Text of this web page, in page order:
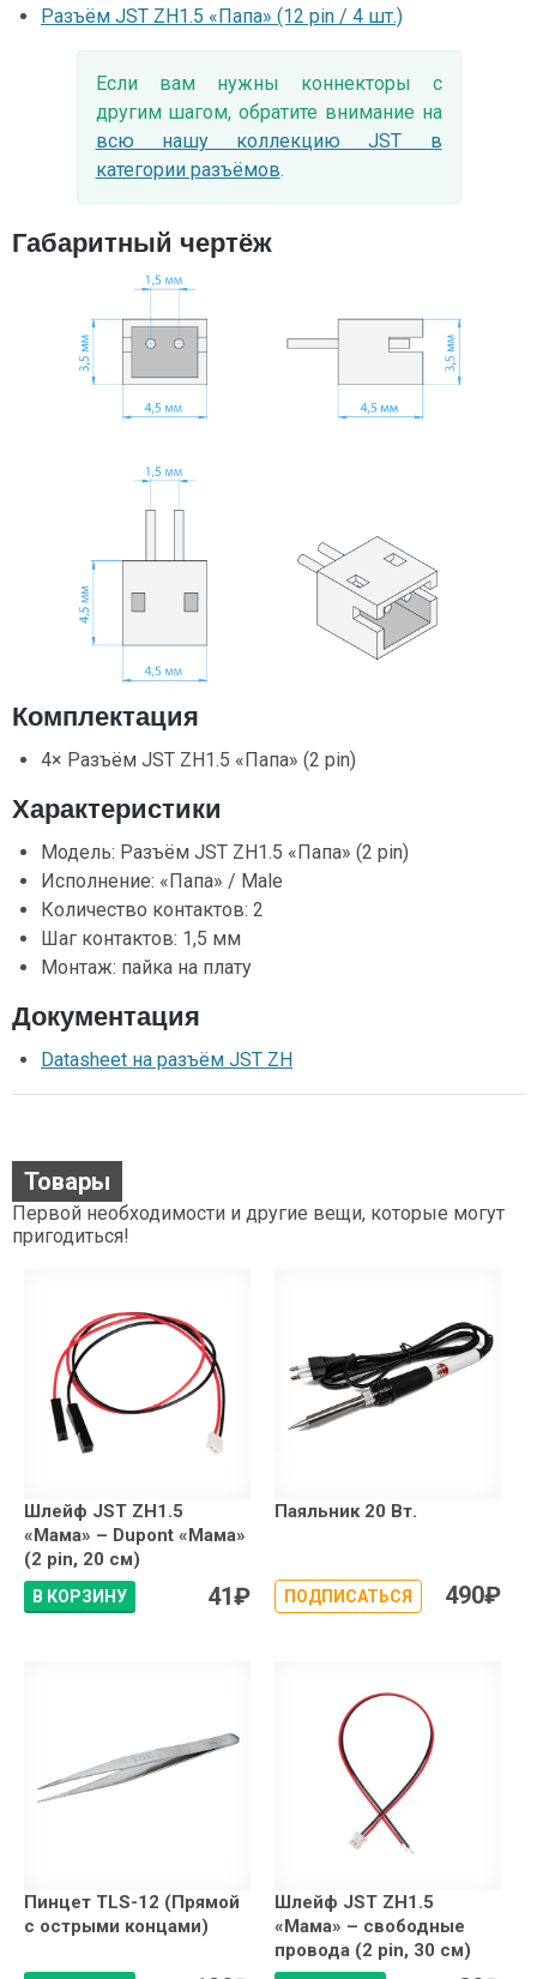
Разъём JST ZH1.5 «Папа» (12 pin / 4 шт.)
Если вам нужны коннекторы с
другим шагом, обратите внимание на
всю нашу коллекцию JST в
категории разъёмов.
Габаритный чертёж
Комплектация
4× Разъём JST ZH1.5 «Папа» (2 pin)
Характеристики
Модель: Разъём JST ZH1.5 «Папа» (2 pin)
Исполнение: «Папа» / Male
Количество контактов: 2
Шаг контактов: 1,5 мм
Монтаж: пайка на плату
Документация
Datasheet на разъём JST ZH
Товары
Первой необходимости и другие вещи, которые могут
пригодиться!
Шлейф JST ZH1.5
«Мама» – Dupont «Мама»
(2 pin, 20 см)
В КОРЗИНУ 41₽
Паяльник 20 Вт.
ПОДПИСАТЬСЯ 490₽
Пинцет TLS-12 (Прямой
с острыми концами)
Шлейф JST ZH1.5
«Мама» – свободные
провода (2 pin, 30 см)